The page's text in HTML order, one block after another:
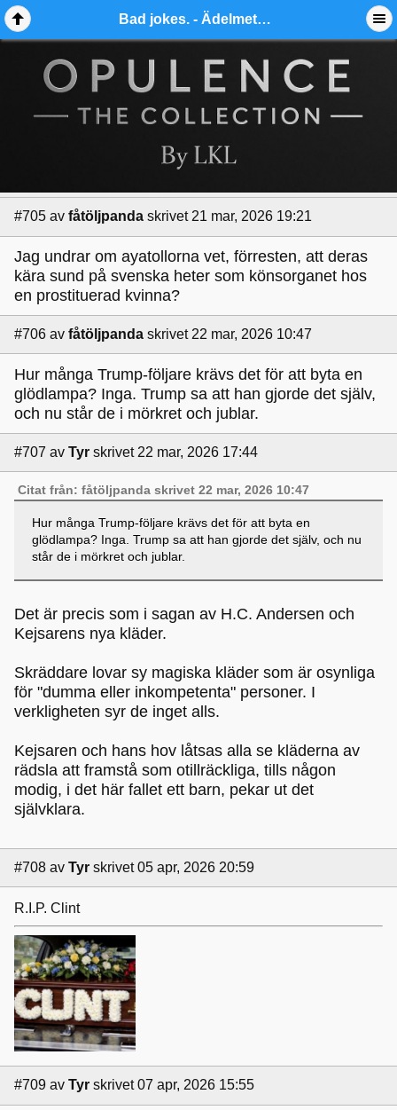
Bad jokes. - Ädelmetallforum
#705 av fåtöljpanda skrivet 21 mar, 2026 19:21
Jag undrar om ayatollorna vet, förresten, att deras
kära sund på svenska heter som könsorganet hos
en prostituerad kvinna?
#706 av fåtöljpanda skrivet 22 mar, 2026 10:47
Hur många Trump-följare krävs det för att byta en
glödlampa? Inga. Trump sa att han gjorde det själv,
och nu står de i mörkret och jublar.
#707 av Tyr skrivet 22 mar, 2026 17:44
Citat från: fåtöljpanda skrivet 22 mar, 2026 10:47
Hur många Trump-följare krävs det för att byta en
glödlampa? Inga. Trump sa att han gjorde det själv, och nu
står de i mörkret och jublar.
Det är precis som i sagan av H.C. Andersen och
Kejsarens nya kläder.
Skräddare lovar sy magiska kläder som är osynliga
för "dumma eller inkompetenta" personer. I
verkligheten syr de inget alls.
Kejsaren och hans hov låtsas alla se kläderna av
rädsla att framstå som otillräckliga, tills någon
modig, i det här fallet ett barn, pekar ut det
självklara.
#708 av Tyr skrivet 05 apr, 2026 20:59
R.I.P. Clint
#709 av Tyr skrivet 07 apr, 2026 15:55